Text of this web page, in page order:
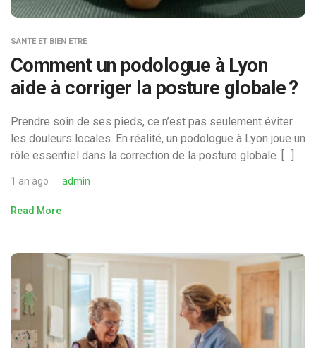
SANTÉ ET BIEN ETRE
Comment un podologue à Lyon
aide à corriger la posture globale ?
Prendre soin de ses pieds, ce n’est pas seulement éviter
les douleurs locales. En réalité, un podologue à Lyon joue un
rôle essentiel dans la correction de la posture globale. […]
1 an ago admin
Read More